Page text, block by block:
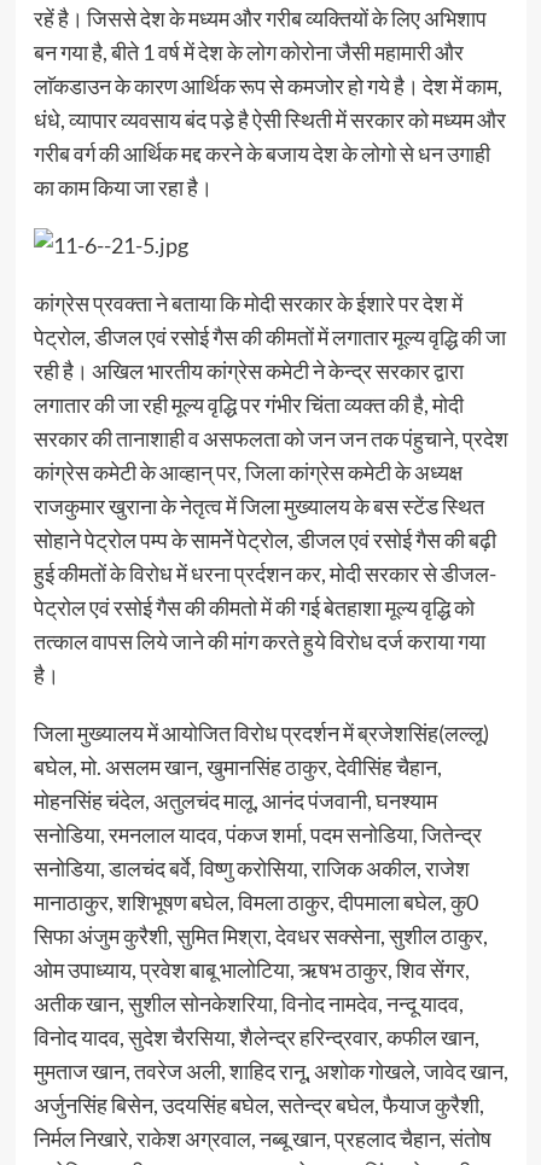
रहें है। जिससे देश के मध्यम और गरीब व्यक्तियों के लिए अभिशाप
बन गया है, बीते 1 वर्ष में देश के लोग कोरोना जैसी महामारी और
लाॅकडाउन के कारण आर्थिक रूप से कमजोर हो गये है। देश में काम,
धंधे, व्यापार व्यवसाय बंद पडे़ है ऐसी स्थिती में सरकार को मध्यम और
गरीब वर्ग की आर्थिक मद्द करने के बजाय देश के लोगो से धन उगाही
का काम किया जा रहा है।
कांग्रेस प्रवक्ता ने बताया कि मोदी सरकार के ईशारे पर देश में
पेट्रोल, डीजल एवं रसोई गैस की कीमतों में लगातार मूल्य वृद्धि की जा
रही है। अखिल भारतीय कांग्रेस कमेटी ने केन्द्र सरकार द्वारा
लगातार की जा रही मूल्य वृद्धि पर गंभीर चिंता व्यक्त की है, मोदी
सरकार की तानाशाही व असफलता को जन जन तक पंहुचाने, प्रदेश
कांग्रेस कमेटी के आव्हान् पर, जिला कांग्रेस कमेटी के अध्यक्ष
राजकुमार खुराना के नेतृत्व में जिला मुख्यालय के बस स्टेंड स्थित
सोहाने पेट्रोल पम्प के सामनेें पेट्रोल, डीजल एवं रसोई गैस की बढ़ी
हुई कीमतों के विरोध में धरना प्रर्दशन कर, मोदी सरकार से डीजल-
पेट्रोल एवं रसोई गैस की कीमतो में की गई बेतहाशा मूल्य वृद्धि को
तत्काल वापस लिये जाने की मांग करते हुये विरोध दर्ज कराया गया
है।
जिला मुख्यालय में आयोजित विरोध प्रदर्शन में ब्रजेशसिंह(लल्लू)
बघेल, मो. असलम खान, खुमानसिंह ठाकुर, देवीसिंह चैहान,
मोहनसिंह चंदेल, अतुलचंद मालू, आनंद पंजवानी, घनश्याम
सनोडिया, रमनलाल यादव, पंकज शर्मा, पदम सनोडिया, जितेन्द्र
सनोडिया, डालचंद बर्वे, विष्णु करोसिया, राजिक अकील, राजेश
मानाठाकुर, शशिभूषण बघेल, विमला ठाकुर, दीपमाला बघेल, कु0
सिफा अंजुम कुरैशी, सुमित मिश्रा, देवधर सक्सेना, सुशील ठाकुर,
ओम उपाध्याय, प्रवेश बाबू भालोटिया, ऋषभ ठाकुर, शिव सेंगर,
अतीक खान, सुशील सोनकेशरिया, विनोद नामदेव, नन्दू यादव,
विनोद यादव, सुदेश चैरसिया, शैलेन्द्र हरिन्द्रवार, कफील खान,
मुमताज खान, तवरेज अली, शाहिद रानू, अशोक गोखले, जावेद खान,
अर्जुनसिंह बिसेन, उदयसिंह बघेल, सतेन्द्र बघेल, फैयाज कुरैशी,
निर्मल निखारे, राकेश अग्रवाल, नब्बू खान, प्रहलाद चैहान, संतोष